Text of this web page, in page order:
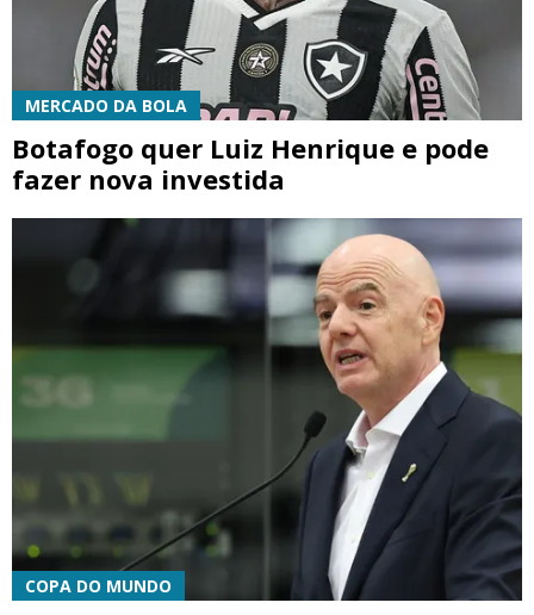
MERCADO DA BOLA
Botafogo quer Luiz Henrique e pode
fazer nova investida
COPA DO MUNDO